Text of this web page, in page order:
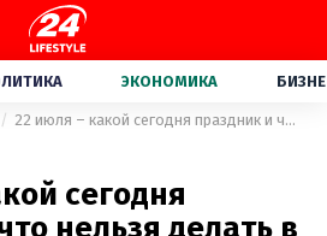
ЭКОНОМИКА
22 июля – какой сегодня праздник и что нельзя делать в этот день
сегодня
нельзя делать в